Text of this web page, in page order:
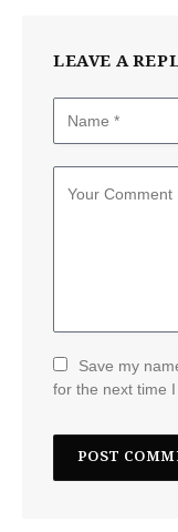
LEAVE A
Save my
for the next time I